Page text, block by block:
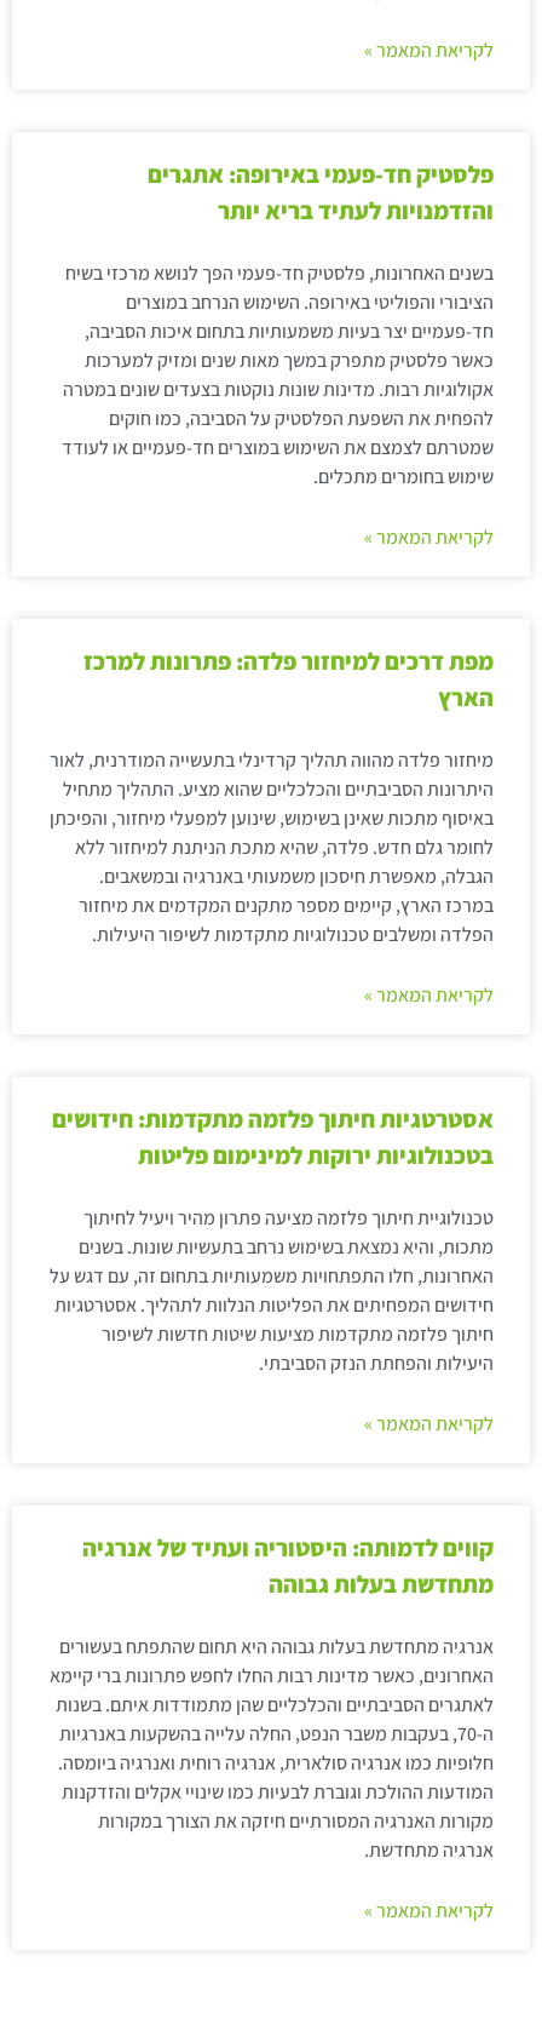
לקריאת המאמר »
פלסטיק חד-פעמי באירופה: אתגרים
והזדמנויות לעתיד בריא יותר
בשנים האחרונות, פלסטיק חד-פעמי הפך לנושא מרכזי בשיח
הציבורי והפוליטי באירופה. השימוש הנרחב במוצרים
חד-פעמיים יצר בעיות משמעותיות בתחום איכות הסביבה,
כאשר פלסטיק מתפרק במשך מאות שנים ומזיק למערכות
אקולוגיות רבות. מדינות שונות נוקטות בצעדים שונים במטרה
להפחית את השפעת הפלסטיק על הסביבה, כמו חוקים
שמטרתם לצמצם את השימוש במוצרים חד-פעמיים או לעודד
שימוש בחומרים מתכלים.
לקריאת המאמר »
מפת דרכים למיחזור פלדה: פתרונות למרכז
הארץ
מיחזור פלדה מהווה תהליך קרדינלי בתעשייה המודרנית, לאור
היתרונות הסביבתיים והכלכליים שהוא מציע. התהליך מתחיל
באיסוף מתכות שאינן בשימוש, שינוען למפעלי מיחזור, והפיכתן
לחומר גלם חדש. פלדה, שהיא מתכת הניתנת למיחזור ללא
הגבלה, מאפשרת חיסכון משמעותי באנרגיה ובמשאבים.
במרכז הארץ, קיימים מספר מתקנים המקדמים את מיחזור
הפלדה ומשלבים טכנולוגיות מתקדמות לשיפור היעילות.
לקריאת המאמר »
אסטרטגיות חיתוך פלזמה מתקדמות: חידושים
בטכנולוגיות ירוקות למינימום פליטות
טכנולוגיית חיתוך פלזמה מציעה פתרון מהיר ויעיל לחיתוך
מתכות, והיא נמצאת בשימוש נרחב בתעשיות שונות. בשנים
האחרונות, חלו התפתחויות משמעותיות בתחום זה, עם דגש על
חידושים המפחיתים את הפליטות הנלוות לתהליך. אסטרטגיות
חיתוך פלזמה מתקדמות מציעות שיטות חדשות לשיפור
היעילות והפחתת הנזק הסביבתי.
לקריאת המאמר »
קווים לדמותה: היסטוריה ועתיד של אנרגיה
מתחדשת בעלות גבוהה
אנרגיה מתחדשת בעלות גבוהה היא תחום שהתפתח בעשורים
האחרונים, כאשר מדינות רבות החלו לחפש פתרונות ברי קיימא
לאתגרים הסביבתיים והכלכליים שהן מתמודדות איתם. בשנות
ה-70, בעקבות משבר הנפט, החלה עלייה בהשקעות באנרגיות
חלופיות כמו אנרגיה סולארית, אנרגיה רוחית ואנרגיה ביומסה.
המודעות ההולכת וגוברת לבעיות כמו שינויי אקלים והזדקנות
מקורות האנרגיה המסורתיים חיזקה את הצורך במקורות
אנרגיה מתחדשת.
לקריאת המאמר »